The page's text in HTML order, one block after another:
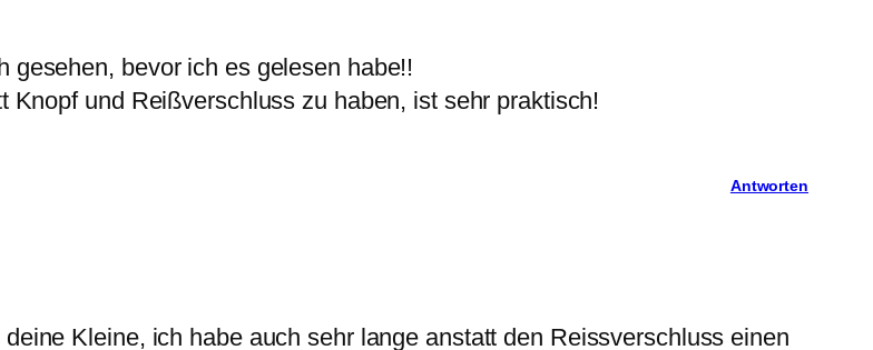
gesehen, bevor ich es gelesen habe!!
und Reißverschluss zu haben, ist sehr praktisch!
Antworten
Kleine, ich habe auch sehr lange anstatt den Reissverschluss einen